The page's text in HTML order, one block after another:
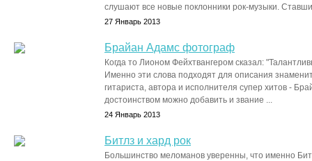
слушают все новые поклонники рок-музыки.
27 Январь 2013
Брайан Адамс фотограф
Когда то Лионом Фейхтвангером сказал:
Именно эти слова подходят для описания
гитариста, автора и исполнителя супер хитов -
достоинством можно добавить и звание ...
24 Январь 2013
Битлз и хард рок
Большинство меломанов уверенны, что именно